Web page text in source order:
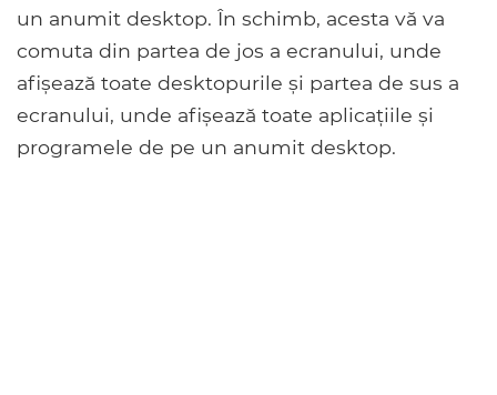
un anumit desktop. În schimb, acesta vă va
comuta din partea de jos a ecranului, unde
afișează toate desktopurile și partea de sus a
ecranului, unde afișează toate aplicațiile și
programele de pe un anumit desktop.